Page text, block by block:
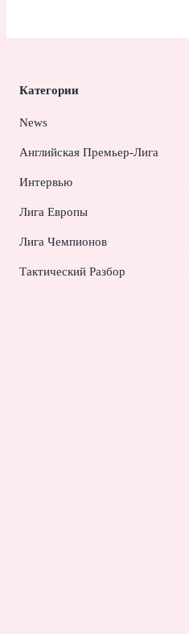
Категории
News
Английская Премьер-Лига
Интервью
Лига Европы
Лига Чемпионов
Тактический Разбор